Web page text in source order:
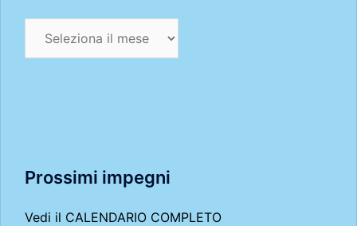
Prossimi impegni
Vedi il CALENDARIO COMPLETO